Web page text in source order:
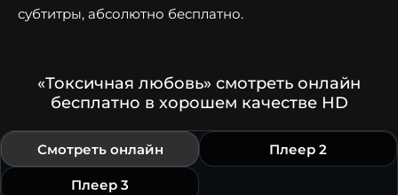
субтитры, абсолютно бесплатно.
«Токсичная любовь» смотреть онлайн
бесплатно в хорошем качестве HD
Смотреть онлайн Плеер 2
Плеер 3